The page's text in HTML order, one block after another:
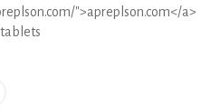
">apreplson.com</a>